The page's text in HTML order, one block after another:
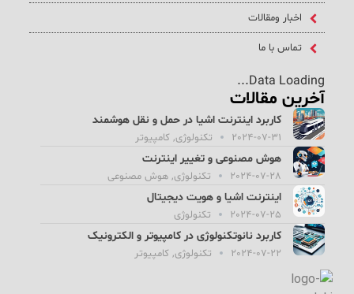
اخبار ومقالات
تماس با ما
Data Loading...
آخرین مقالات
کاربرد اینترنت اشیا در حمل و نقل هوشمند
2024-07-31 تکنولوژی, کامپیوتر
هوش مصنوعی و تغییر اینترنت
2024-07-28 تکنولوژی, هوش مصنوعی
اینترنت اشیا و هویت دیجیتال
2024-07-25 تکنولوژی
کاربرد نانوتکنولوژی در کامپیوتر و الکترونیک
2024-07-22 تکنولوژی, کامپیوتر